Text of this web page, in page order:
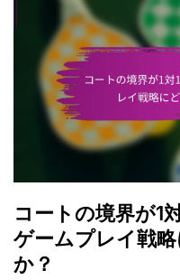
コートの境界が1
ゲームプレイ戦
か？